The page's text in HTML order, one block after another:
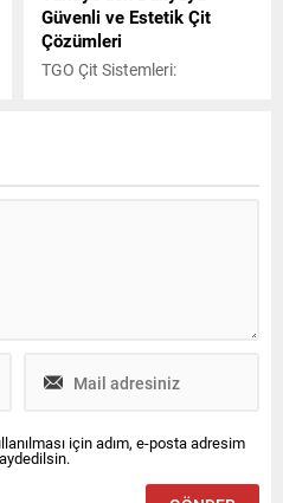
Güvenli ve Estetik Çit
Çözümleri
TGO Çit Sistemleri:
için adım, e-posta adresim